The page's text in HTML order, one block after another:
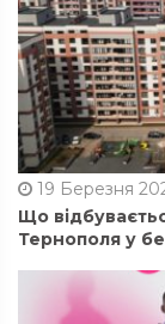
19 Березня
Що
Тернополя у